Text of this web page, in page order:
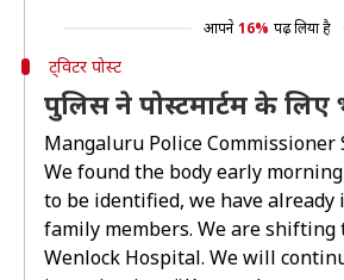
आपने 16% पढ़ लिया है
ट्विटर पोस्ट
पुलिस ने पोस्टमार्टम के
Mangaluru Police Commissioner
We found the body early
to be identified, we have already
family members. We are shifting
Wenlock Hospital. We will